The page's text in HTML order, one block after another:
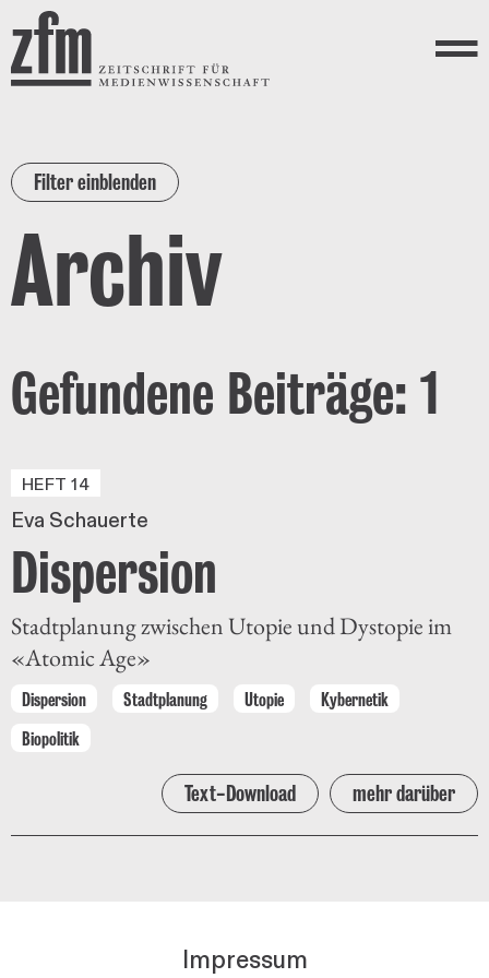
Direkt zum Inhalt
ZEITSCHRIFT FÜR
MEDIENWISSENSCHAFT
Menü
Filter einblenden
Archiv
Gefundene Beiträge: 1
HEFT 14
Eva Schauerte
Dispersion
Stadtplanung zwischen Utopie und Dystopie im
«Atomic Age»
Dispersion Stadtplanung Utopie
Kybernetik
Biopolitik
Text-Download mehr darüber
Impressum